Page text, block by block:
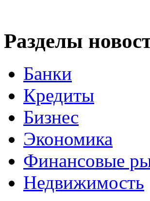
Разделы
Банки
Кредиты
Бизнес
Экономика
Финансовые
Недвижимость